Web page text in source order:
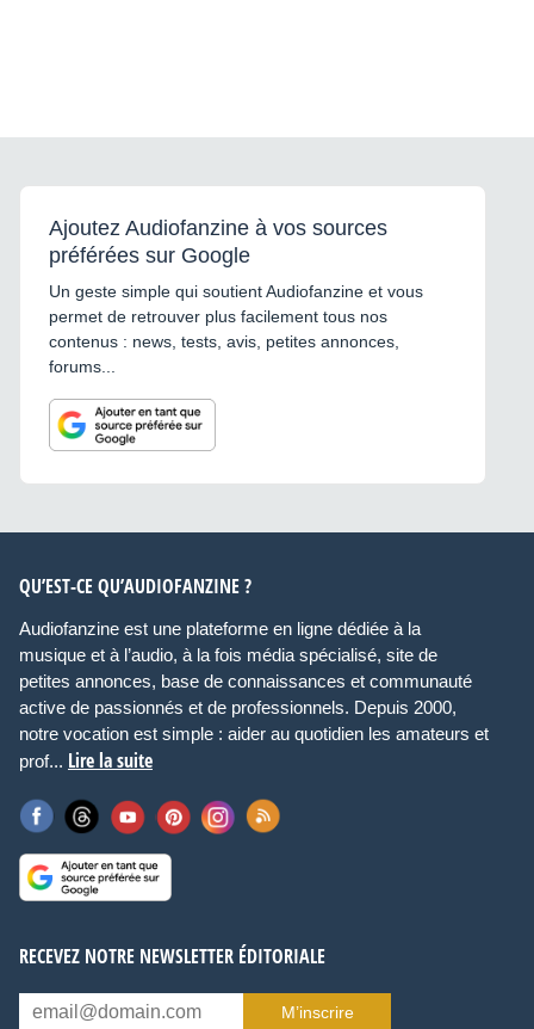
Ajoutez Audiofanzine à vos sources
préférées sur Google
Un geste simple qui soutient Audiofanzine et vous
permet de retrouver plus facilement tous nos
contenus : news, tests, avis, petites annonces,
forums...
QU’EST-CE QU’AUDIOFANZINE ?
Audiofanzine est une plateforme en ligne dédiée à la
musique et à l’audio, à la fois média spécialisé, site de
petites annonces, base de connaissances et communauté
active de passionnés et de professionnels. Depuis 2000,
notre vocation est simple : aider au quotidien les amateurs et
prof... Lire la suite
RECEVEZ NOTRE NEWSLETTER ÉDITORIALE
M’inscrire